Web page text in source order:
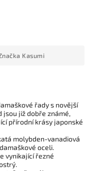
Kasumi
řady s novější
jsou již dobře známé,
přírodní krásy japonské
molybden-vanadiová
oceli.
vynikající řezné